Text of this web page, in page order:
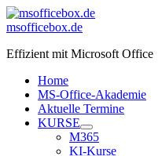
Zum
Inhalt
msofficebox.de
Effizient mit Microsoft Office
Home
MS-Office-Akademie
Aktuelle Termine
KURSE
M365
KI-Kurse